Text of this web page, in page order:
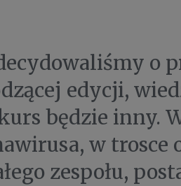
o
edycji,
będzie inny.
w trosce
zespołu,